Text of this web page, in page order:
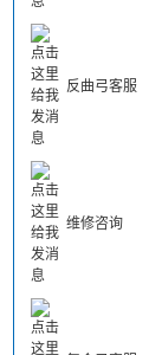
反曲弓客服
维修咨询